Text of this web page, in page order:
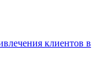
клиентов в